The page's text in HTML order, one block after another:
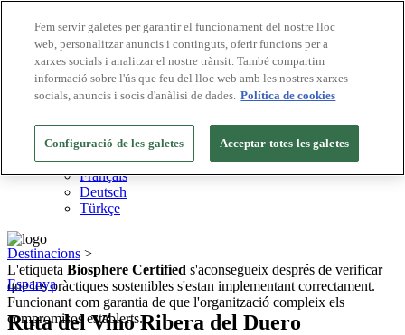
Destinacions Biosphere
Empreses Biosphere
Com valorem
Sobre nosaltres
English
Español
Português
Français
Deutsch
Türkçe
L'etiqueta Biosphere Certified s'aconsegueix després de verificar
que les pràctiques sostenibles s'estan implementant correctament.
Funcionant com garantia de que l'organització compleix els
compromisos establerts.
Destinacions >
Espanya
Ruta del Vino Ribera del Duero
Fem servir galetes per garantir el funcionament del nostre lloc
web, personalitzar anuncis i continguts, oferir funcions per a
xarxes socials i analitzar el nostre trànsit. També compartim
informació sobre l'ús que feu del lloc web amb les nostres xarxes
socials, anuncis i socis d'anàlisi de dades. Política de cookies
Configuració de les galetes Acceptar totes les galetes